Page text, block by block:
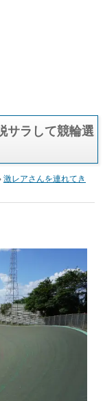
サラして競輪選
激レアさんを連れてき